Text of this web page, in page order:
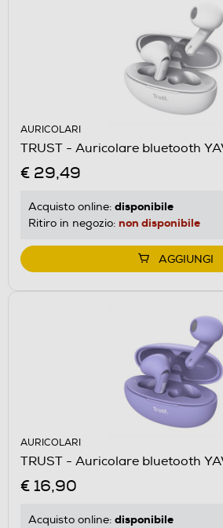
AURICOLARI
TRUST - Auricolare bluetooth
€ 29,49
Acquisto online: disponibile
Ritiro in negozio: non disponibile
AGGIUNGI
AURICOLARI
TRUST - Auricolare bluetooth
€ 16,90
Acquisto online: disponibile